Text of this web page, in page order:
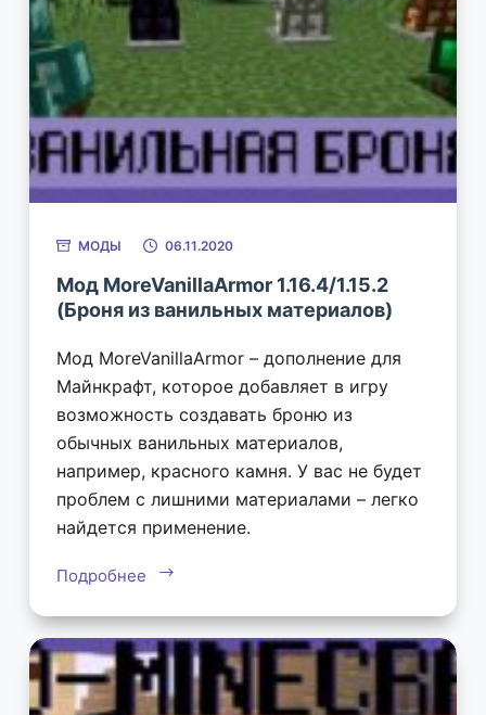
МОДЫ 06.11.2020
Мод MoreVanillaArmor 1.16.4/1.15.2
(Броня из ванильных материалов)
Мод MoreVanillaArmor – дополнение для
Майнкрафт, которое добавляет в игру
возможность создавать броню из
обычных ванильных материалов,
например, красного камня. У вас не будет
проблем с лишними материалами – легко
найдется применение.
Подробнее